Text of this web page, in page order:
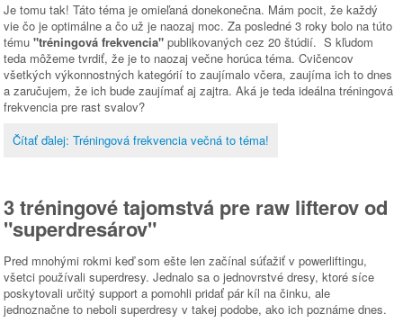
Je tomu tak! Táto téma je omieľaná donekonečna. Mám pocit, že každý
vie čo je optimálne a čo už je naozaj moc. Za posledné 3 roky bolo na túto
tému"tréningová frekvencia" publikovaných cez 20 štúdií. S kľudom
teda môžeme tvrdiť, že je to naozaj večne horúca téma. Cvičencov
všetkých výkonnostných kategórií to zaujímalo včera, zaujíma ich to dnes
a zaručujem, že ich bude zaujímať aj zajtra. Aká je teda ideálna tréningová
frekvencia pre rast svalov?
Čítať ďalej: Tréningová frekvencia večná to téma!
3 tréningové tajomstvá pre raw lifterov od
"superdresárov"
Pred mnohými rokmi keď som ešte len začínal súťažiť v powerliftingu,
všetci používali superdresy. Jednalo sa o jednovrstvé dresy, ktoré síce
poskytovali určitý support a pomohli pridať pár kíl na činku, ale
jednoznačne to neboli superdresy v takej podobe, ako ich poznáme dnes.